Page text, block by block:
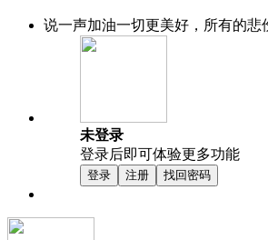
说一声加油一切更美好，所有的悲
未登录
登录后即可体验更多功能
登录 注册 找回密码